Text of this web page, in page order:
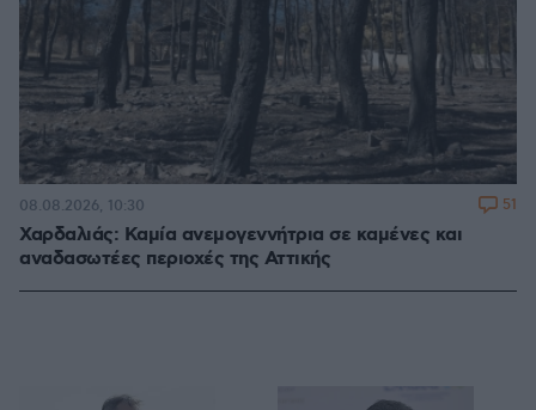
Χαρδαλιάς: Καμία ανεμογεννήτρια σε καμένες και
αναδασωτέες περιοχές της Αττικής
08.08.2026, 10:30 51